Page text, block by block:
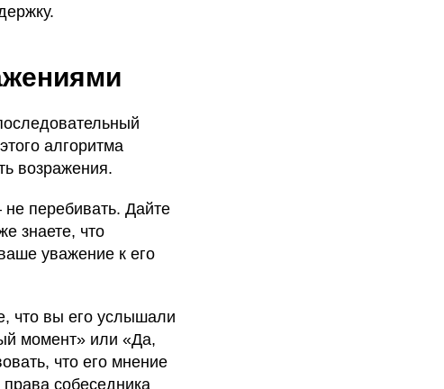
алгоритма
возражения.
перебивать. Дайте
знаете, что
уважение к его
что вы его услышали
момент» или «Да,
что его мнение
собеседника